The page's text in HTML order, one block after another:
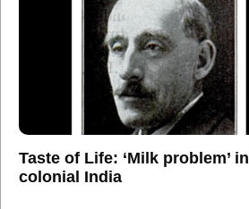
Taste of Life: ‘Milk problem’ in
colonial India